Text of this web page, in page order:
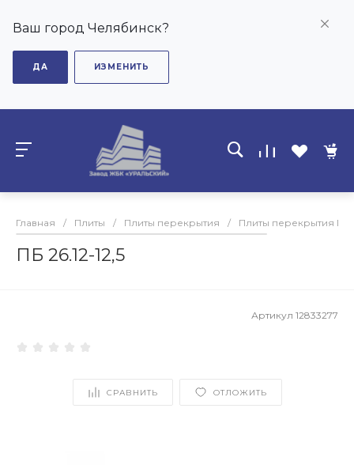
Ваш город Челябинск?
ДА ИЗМЕНИТЬ
Главная / Плиты / Плиты перекрытия / Плиты перекрытия ПБ
ПБ 26.12-12,5
Артикул 12833277
СРАВНИТЬ ОТЛОЖИТЬ